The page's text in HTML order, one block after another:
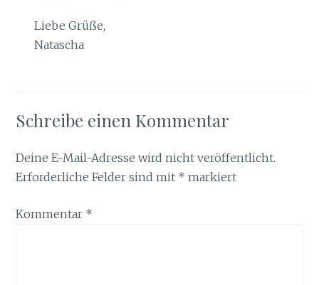
Liebe Grüße,
Natascha
Schreibe einen Kommentar
Deine E-Mail-Adresse wird nicht veröffentlicht.
Erforderliche Felder sind mit * markiert
Kommentar *